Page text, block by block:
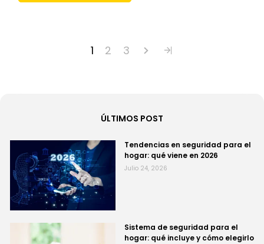
1 2 3
ÚLTIMOS POST
Tendencias en seguridad para el
hogar: qué viene en 2026
Julio 24, 2026
Sistema de seguridad para el
hogar: qué incluye y cómo elegirlo